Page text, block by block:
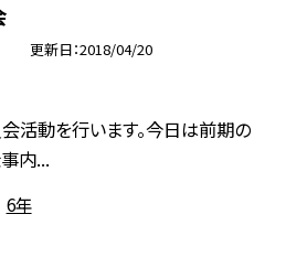
更新日 2018/04/20
活動を行います。今日は前期の
内...
6年